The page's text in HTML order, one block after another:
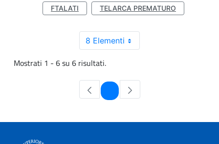
FTALATI
TELARCA PREMATURO
8 Elementi
Mostrati 1 - 6 su 6 risultati.
Pagina